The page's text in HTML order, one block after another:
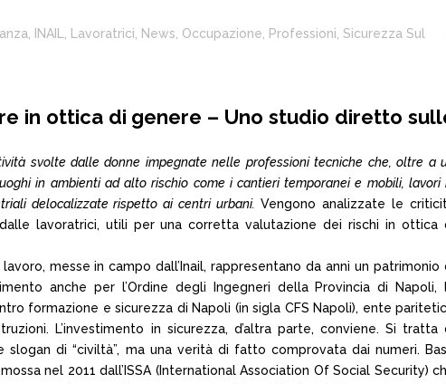
INAIL Lavoratrici News Occupazione Professioni Sicurezza Sul
in ottica di genere – Uno studio diretto
svolte dalle donne impegnate nelle professioni tecniche che, oltre a
in ambienti ad alto rischio come i cantieri temporanei e mobili, lavori
delocalizzate rispetto ai centri urbani.Vengono analizzate le
lavoratrici, utili per una corretta valutazione dei rischi in ottica
messe in campo dall’Inail, rappresentano da anni un patrimonio
anche per l’Ordine degli Ingegneri della Provincia di Napoli,
formazione e sicurezza di Napoli (in sigla CFS Napoli), ente
L’investimento in sicurezza, d’altra parte, conviene. Si tratta
slogan di “civiltà”, ma una verità di fatto comprovata dai numeri.
nel 2011 dall’ISSA (International Association Of Social Security)